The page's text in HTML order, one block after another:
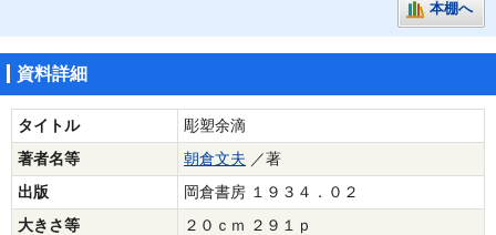
本棚へ
資料詳細
タイトル
彫塑余滴
著者名等
朝倉文夫 ／著
出版
岡倉書房 １９３４．０２
大きさ等
２０ｃｍ ２９１ｐ